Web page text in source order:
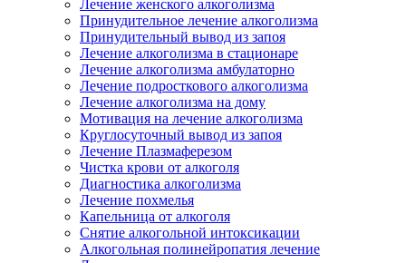
Лечение женского алкоголизма
Принудительное лечение алкоголизма
Принудительный вывод из запоя
Лечение алкоголизма в стационаре
Лечение алкоголизма амбулаторно
Лечение подросткового алкоголизма
Лечение алкоголизма на дому
Мотивация на лечение алкоголизма
Круглосуточный вывод из запоя
Лечение Плазмаферезом
Чистка крови от алкоголя
Диагностика алкоголизма
Лечение похмелья
Капельница от алкоголя
Снятие алкогольной интоксикации
Алкогольная полинейропатия лечение